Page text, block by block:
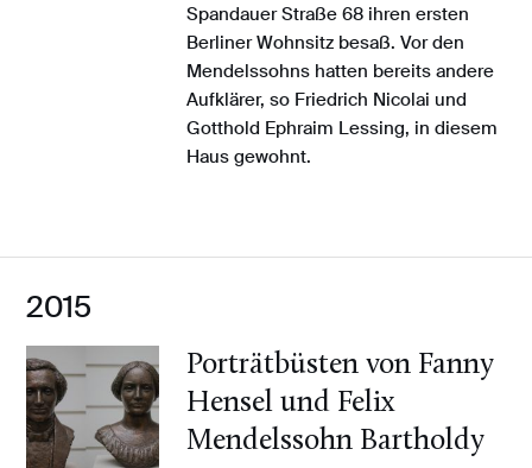
Spandauer Straße 68 ihren ersten
Berliner Wohnsitz besaß. Vor den
Mendelssohns hatten bereits andere
Aufklärer, so Friedrich Nicolai und
Gotthold Ephraim Lessing, in diesem
Haus gewohnt.
2015
Porträtbüsten von Fanny
Hensel und Felix
Mendelssohn Bartholdy